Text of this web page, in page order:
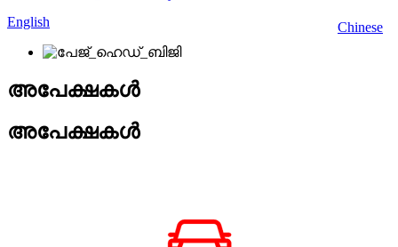
Chinese
English
അപേക്ഷകൾ
അപേക്ഷകൾ